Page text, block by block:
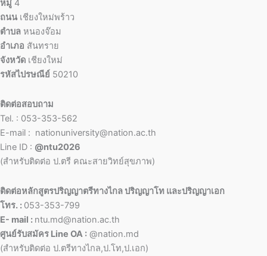
หมู่ 4
ถนน เชียงใหม่พร้าว
ตำบล หนองจ๊อม
อำเภอ สันทราย
จังหวัด เชียงใหม่
รหัสไปรษณีย์ 50210
ติดต่อสอบถาม
Tel. : 053-353-562
E-mail : nationuniversity@nation.ac.th
Line ID : @ntu2026
(สำหรับติดต่อ ป.ตรี คณะสายวิทย์สุขภาพ)
ติดต่อหลักสูตรปริญญาตรีทางไกล ปริญญาโท และปริญญาเอก
โทร. : 053-353-799
E- mail : ntu.md@nation.ac.th
ศูนย์รับสมัคร Line OA : @nation.md
(สำหรับติดต่อ ป.ตรีทางไกล,ป.โท,ป.เอก)